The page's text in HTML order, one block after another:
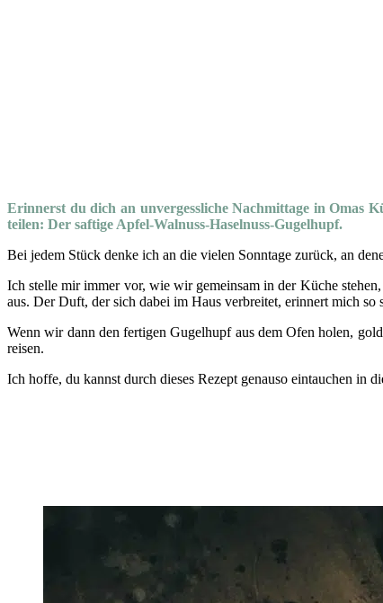
Erinnerst du dich an unvergessliche Nachmittage in Omas
teilen: Der saftige Apfel-Walnuss-Haselnuss-Gugelhupf.
Bei jedem Stück denke ich an die vielen Sonntage zurück, an
Ich stelle mir immer vor, wie wir gemeinsam in der Küche
aus. Der Duft, der sich dabei im Haus verbreitet, erinnert mich so
Wenn wir dann den fertigen Gugelhupf aus dem Ofen holen,
reisen.
Ich hoffe, du kannst durch dieses Rezept genauso eintauchen in